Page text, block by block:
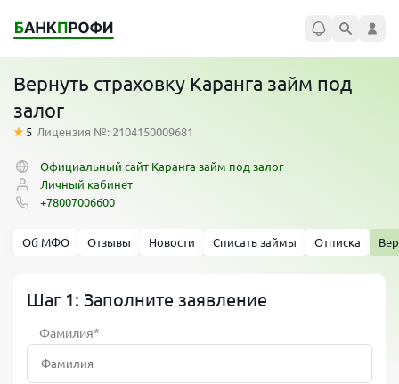
Вернуть страховку Каранга займ под
залог
5 Лицензия №: 2104150009681
Официальный сайт Каранга займ под залог
Личный кабинет
+78007006600
Об МФО Отзывы Новости Списать займы Отписка
Шаг 1: Заполните заявление
Фамилия*